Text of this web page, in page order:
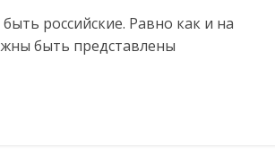
российские. Равно как и на
быть представлены